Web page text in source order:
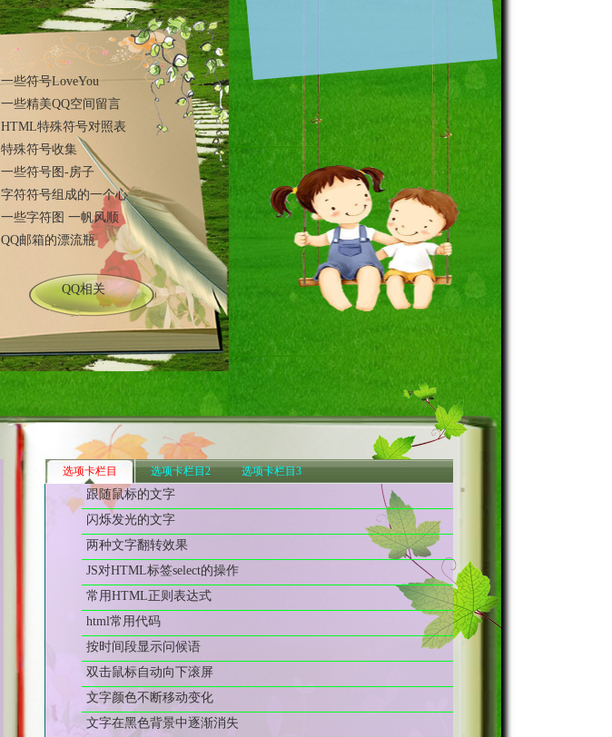
QQ相关
一些符号LoveYou
一些精美QQ空间留言
HTML特殊符号对照表
特殊符号收集
一些符号图-房子
字符符号组成的一个心
一些字符图 一帆风顺
QQ邮箱的漂流瓶
选项卡栏目 选项卡栏目2 选项卡栏目3
跟随鼠标的文字
闪烁发光的文字
两种文字翻转效果
JS对HTML标签select的操作
常用HTML正则表达式
html常用代码
按时间段显示问候语
双击鼠标自动向下滚屏
文字颜色不断移动变化
文字在黑色背景中逐渐消失